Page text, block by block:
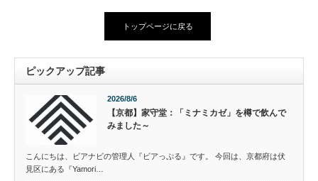
トップページに戻る
ピックアップ記事
2026/8/6
【京都】家守堂：「ミナミカゼ」を樽で飲んで
みました～
こんにちは、ビアナビの管理人『ビアっぷる』です。 今回は、京都府は伏
見区にある『Yamori…